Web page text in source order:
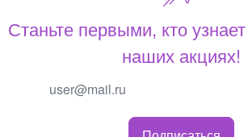
Станьте первыми, кто
наших акциях!